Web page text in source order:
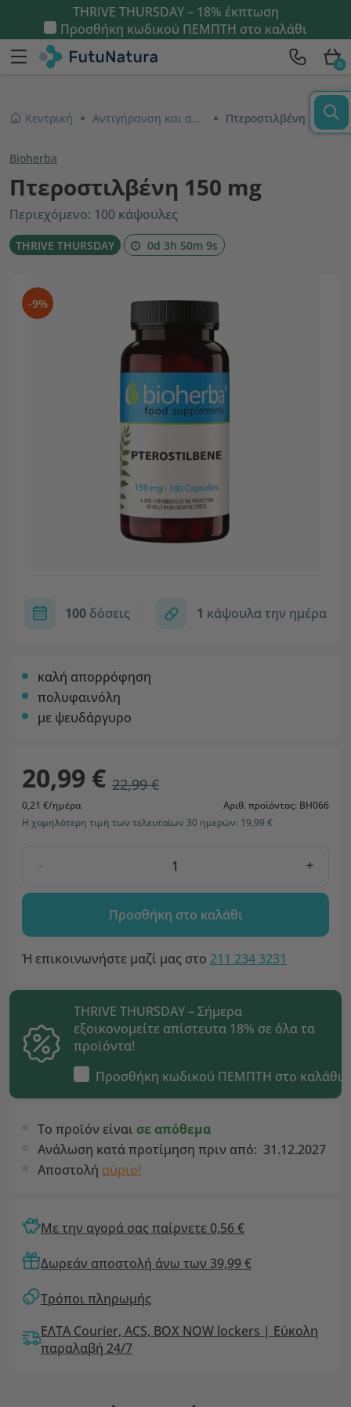
THRIVE THURSDAY – 18% έκπτωση
Προσθήκη κωδικού ΠΕΜΠΤΗ στο καλάθι
0
Κεντρική Αντιγήρανση και αντιοξειδωτικά Πτεροστιλβένη 150 mg
Bioherba
Πτεροστιλβένη 150 mg
Περιεχόμενο: 100 κάψουλες
THRIVE THURSDAY 0d 3h 50m 8s
-9%
100 δόσεις 1 κάψουλα την ημέρα
καλή απορρόφηση
πολυφαινόλη
με ψευδάργυρο
20,99 € 22,99 €
0,21 €/ημέρα
Αριθ. προϊόντος: BH066
Η χαμηλότερη τιμή των τελευταίων 30 ημερών: 19,99 €
- +
Προσθήκη στο καλάθι
Ή επικοινωνήστε μαζί μας στο 211 234 3231
THRIVE THURSDAY – Σήμερα
εξοικονομείτε απίστευτα 18% σε όλα τα
προϊόντα!
Προσθήκη κωδικού ΠΕΜΠΤΗ στο καλάθι
Το προϊόν είναι σε απόθεμα
Ανάλωση κατά προτίμηση πριν από: 31.12.2027
Αποστολή αύριο!
Με την αγορά σας παίρνετε 0,56 €
Δωρεάν αποστολή άνω των 39,99 €
Τρόποι πληρωμής
ΕΛΤΑ Courier, ACS, BOX NOW lockers | Εύκολη
παραλαβή 24/7